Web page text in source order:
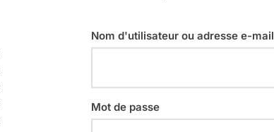
Nom d'utilisateur ou adresse e-mail
Mot de passe